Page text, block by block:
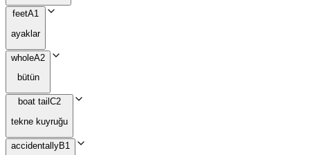
feetA1
ayaklar
wholeA2
bütün
boat tail C2
tekne kuyruğu
accidentallyB1